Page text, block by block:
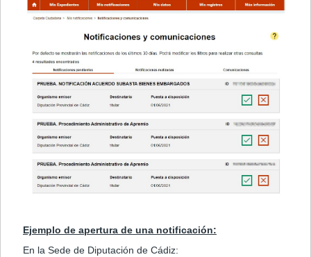
Ejemplo de apertura de una notificación:
En la Sede de Diputación de Cádiz: